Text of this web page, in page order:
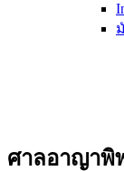
ศาลอาญาพิ